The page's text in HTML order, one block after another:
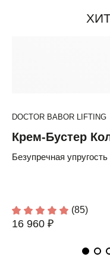
DOCTOR BABOR LIFTING
Крем-Бустер
Безупречная
(85)
16 960 ₽